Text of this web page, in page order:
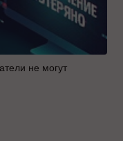
не могут